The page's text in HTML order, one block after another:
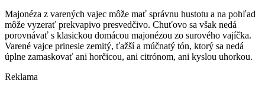
Majonéza z varených vajec môže mať správnu hustotu a na pohľad
môže vyzerať prekvapivo presvedčivo. Chuťovo sa však nedá
porovnávať s klasickou domácou majonézou zo surového vajíčka.
Varené vajce prinesie zemitý, ťažší a múčnatý tón, ktorý sa nedá
úplne zamaskovať ani horčicou, ani citrónom, ani kyslou uhorkou.
Reklama